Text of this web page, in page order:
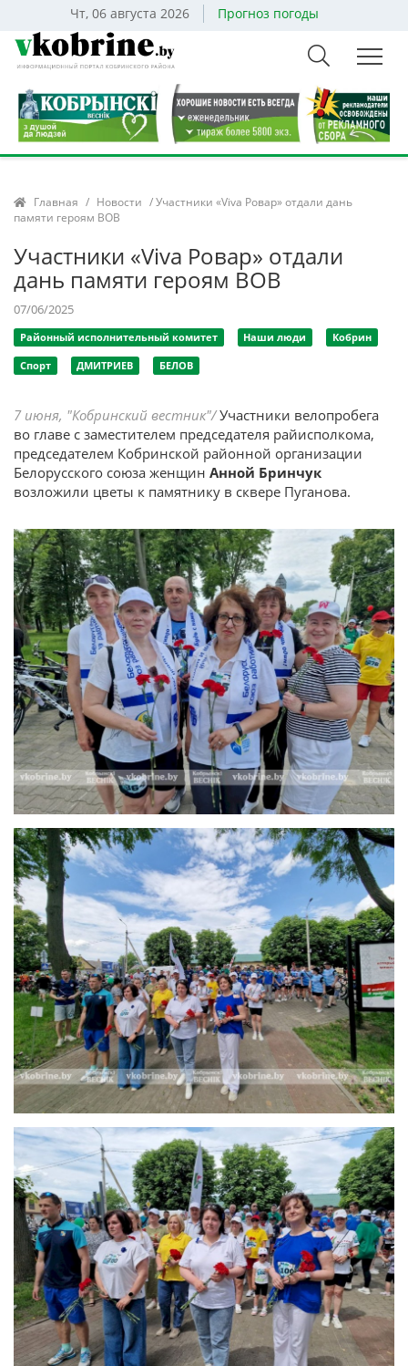
Чт, 06 августа 2026 Прогноз погоды
Главная / Новости / Участники «Viva Ровар» отдали дань
памяти героям ВОВ
Участники «Viva Ровар» отдали
дань памяти героям ВОВ
07/06/2025
Районный исполнительный комитет Наши люди Кобрин
Спорт ДМИТРИЕВ БЕЛОВ
7 июня, "Кобринский вестник"/Участники велопробега
во главе с заместителем председателя райисполкома,
председателем Кобринской районной организации
Белорусского союза женщин Анной Бринчук
возложили цветы к памятнику в сквере Пуганова.